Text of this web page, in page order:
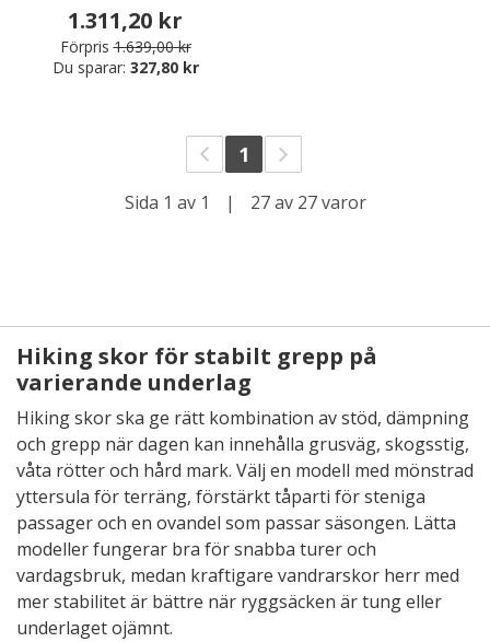
1.311,20 kr
Förpris 1.639,00 kr
Du sparar: 327,80 kr
1
Sida 1 av 1 | 27 av 27 varor
Hiking skor för stabilt grepp på
varierande underlag
Hiking skor ska ge rätt kombination av stöd, dämpning
och grepp när dagen kan innehålla grusväg, skogsstig,
våta rötter och hård mark. Välj en modell med mönstrad
yttersula för terräng, förstärkt tåparti för steniga
passager och en ovandel som passar säsongen. Lätta
modeller fungerar bra för snabba turer och
vardagsbruk, medan kraftigare vandrarskor herr med
mer stabilitet är bättre när ryggsäcken är tung eller
underlaget ojämnt.